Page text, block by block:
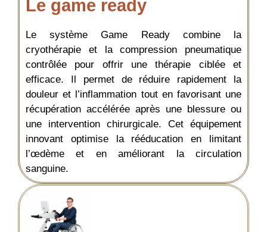
Le game ready
Le système Game Ready combine la
cryothérapie et la compression pneumatique
contrôlée pour offrir une thérapie ciblée et
efficace. Il permet de réduire rapidement la
douleur et l’inflammation tout en favorisant une
récupération accélérée après une blessure ou
une intervention chirurgicale. Cet équipement
innovant optimise la rééducation en limitant
l’œdème et en améliorant la circulation
sanguine.